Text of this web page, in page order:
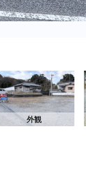
外観